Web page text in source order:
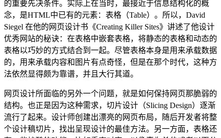
的重要先决条件。实际上在当时，最接近于信息结构化的概
念，是HTML中已有的元素：表格（Table）。所以，David
Siegel 在他的网页设计书《Creating Killer Sites》讲述了他设计
优秀网站的秘诀：在表格中嵌套表格，将静态的表格和动态的
表格以巧妙的方式结合到一起。尽管表格本身是用来承载数据
的，用来承载内容和图片有点奇怪，但是在那个时代，这种方
法依然显得颇为靠谱，并且大行其道。
网页设计所面临的另外一个问题，就是如何保持网页那脆弱的
结构。也正是因为这种需求，切片设计（Slicing Design）逐渐
流行了起来。设计师创建出漂亮的网页布局，随后开发者将整
个设计稿切片，找出呈现设计的最佳方法。另一方面，表格还